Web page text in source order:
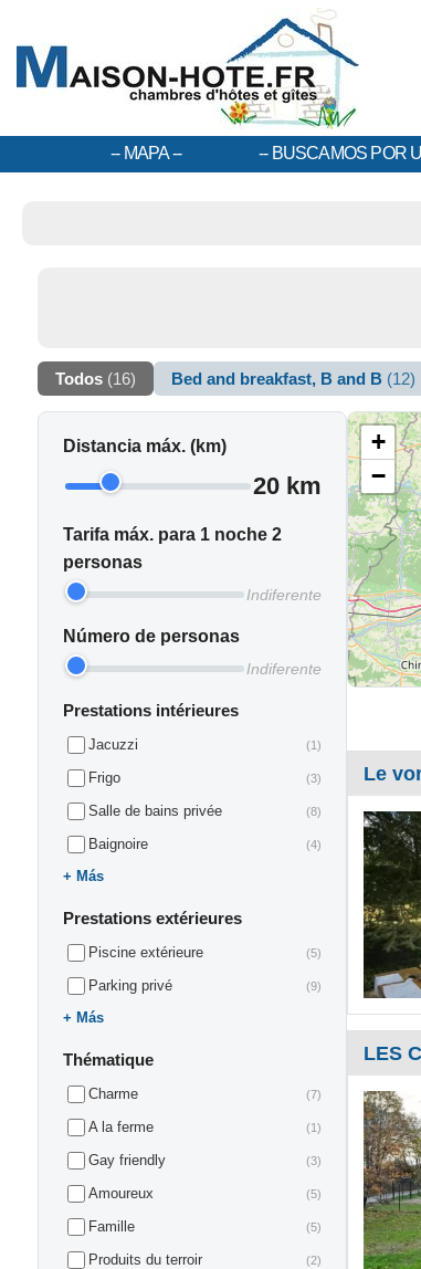
MAPA BUSCAMOS POR
Todos (16) Bed and breakfast, B and B (12)
Distancia máx. (km)
20 km
Tarifa máx. para 1 noche 2
personas
Indiferente
Número de personas
Indiferente
Prestations intérieures
Jacuzzi (1)
Frigo (3)
Salle de bains privée (8)
Baignoire (4)
Más
Prestations extérieures
Piscine extérieure (5)
Parking privé (9)
Más
Thématique
Charme (7)
A la ferme (1)
Gay friendly (3)
Amoureux (5)
Famille (5)
Produits du terroir (2)
+
−
Le
LES